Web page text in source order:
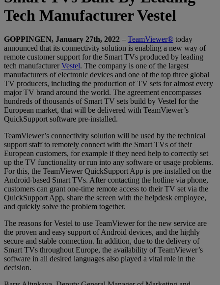
Tech Manufacturer Vestel
GOPPINGEN, January 27th, 2022 – TeamViewer® today
announced that its connectivity solution is enabling a new way of
remote customer support for the Smart TVs produced by leading
tech manufacturerVestel. The company is one of the largest
manufacturers of electronic devices and one of the top three global
TV producers, including the production of TV sets for almost every
major TV brand around the world. The agreement encompasses
hundreds of thousands of Smart TV sets build by Vestel for the
European market, that will be delivered with TeamViewer’s
QuickSupport software pre-installed.
TeamViewer’s connectivity solution will be used by the technical
support staff to remotely connect with the Smart TVs of their
European customers, for example if they need help to correctly set
up the TV functionality or run into any software or usage problems.
For this, the TeamViewer QuickSupport App is pre-installed on the
Android-based Smart TVs. After contacting the hotline via phone,
customers can grant one-time remote access to their TV set via the
QuickSupport App, share the screen with the helpdesk employee,
and quickly solve the problem together.
The reasons for Vestel to use TeamViewer for the new service are
the proven and easy support of Android devices, and the highly
secure and stable connection. In addition, due to the delivery of
Smart TVs throughout Europe, the availability of TeamViewer’s
software in all desired languages also played a vital role in the
decision.